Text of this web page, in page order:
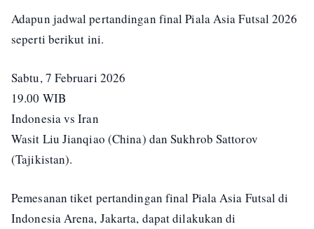
Adapun jadwal pertandingan final Piala Asia Futsal 2026
seperti berikut ini.
Sabtu, 7 Februari 2026
19.00 WIB
Indonesia vs Iran
Wasit Liu Jianqiao (China) dan Sukhrob Sattorov
(Tajikistan).
Pemesanan tiket pertandingan final Piala Asia Futsal di
Indonesia Arena, Jakarta, dapat dilakukan di